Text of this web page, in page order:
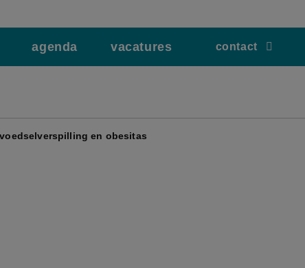
agenda vacatures contact
en obesitas